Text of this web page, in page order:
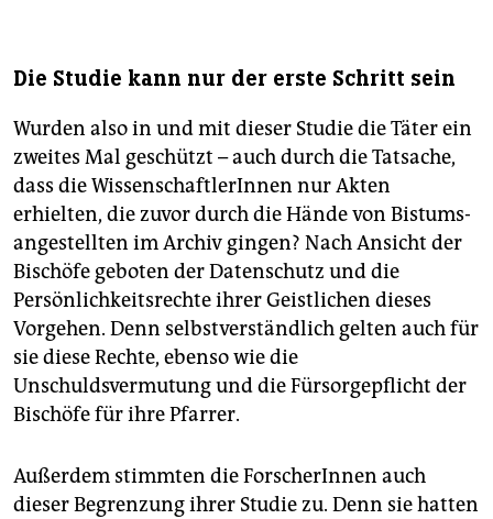
Die Studie kann nur der erste Schritt sein
Wurden also in und mit dieser Studie die Täter ein
zweites Mal geschützt – auch durch die Tatsache,
dass die WissenschaftlerInnen nur Akten
erhielten, die zuvor durch die Hände von Bistums­
angestellten im Archiv gingen? Nach Ansicht der
Bischöfe geboten der Datenschutz und die
Persönlichkeitsrechte ihrer Geistlichen dieses
Vorgehen. Denn selbstverständlich gelten auch für
sie diese Rechte, ebenso wie die
Unschuldsvermutung und die Fürsorgepflicht der
Bischöfe für ihre Pfarrer.
Außerdem stimmten die ForscherInnen auch
dieser Begrenzung ihrer Studie zu. Denn sie hatten